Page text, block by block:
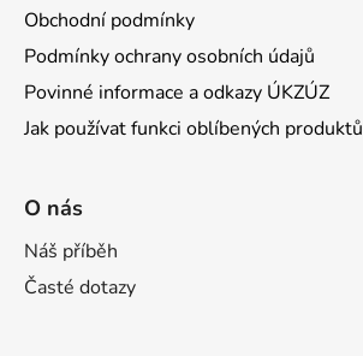
Obchodní podmínky
Podmínky ochrany osobních údajů
Povinné informace a odkazy ÚKZÚZ
Jak používat funkci oblíbených produktů
O nás
Náš příběh
Časté dotazy